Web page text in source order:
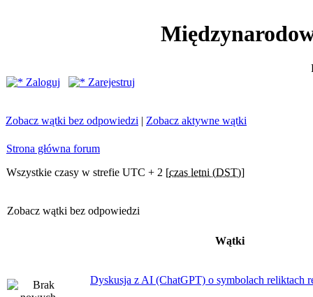
Zaloguj
Zarejestruj
Zobacz wątki bez odpowiedzi | Zobacz aktywne wątki
Strona główna forum
Wszystkie czasy w strefie UTC + 2 [czas letni (DST)]
Zobacz wątki bez odpowiedzi
Wątki
Dyskusja z AI (ChatGPT) o symbolach reliktach